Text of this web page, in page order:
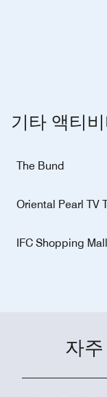
기타 액티
The Bund
Oriental Pearl TV
IFC Shopping Mall
자